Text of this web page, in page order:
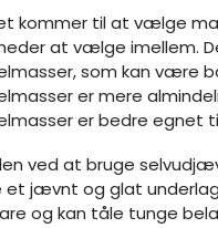
kommer til at vælge
at vælge imellem.
som kan være
er mere
er bedre egnet
ved at bruge
et jævnt og glat
og kan tåle tunge